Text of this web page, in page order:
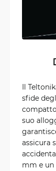
Il
sfide
suo
assicura
mm e un